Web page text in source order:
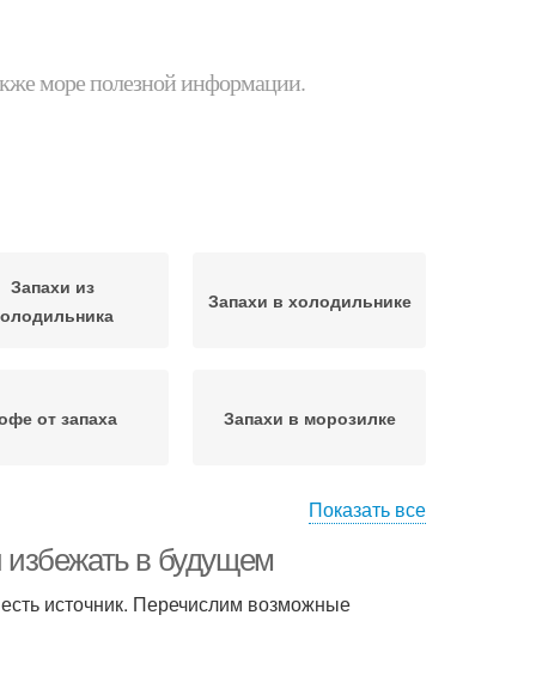
море полезной информации.
Запахи из
Запахи в холодильнике
от запаха Запахи в морозилке
Показать все
избежать в будущем
источник. Перечислим возможные